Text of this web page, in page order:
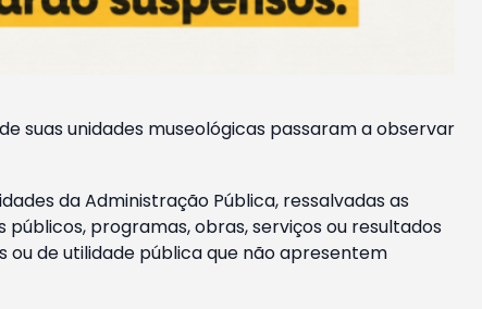
suas unidades museológicas passaram a observar
da Administração Pública, ressalvadas as
programas, obras, serviços ou resultados
de utilidade pública que não apresentem